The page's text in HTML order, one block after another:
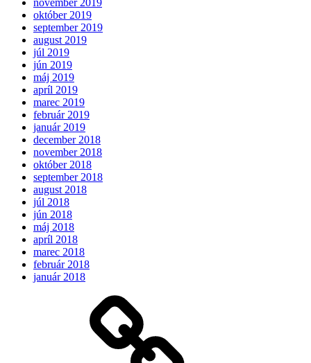
október 2019
september 2019
august 2019
júl 2019
jún 2019
máj 2019
apríl 2019
marec 2019
február 2019
január 2019
december 2018
november 2018
október 2018
september 2018
august 2018
júl 2018
jún 2018
máj 2018
apríl 2018
marec 2018
február 2018
január 2018